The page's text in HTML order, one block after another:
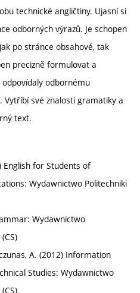
technické angličtiny. Ujasní si
odborných výrazů. Je schopen
po stránce obsahové, tak
precizně formulovat a
odbornému
své znalosti gramatiky a
text.
English for Students of
Wydawnictwo Politechniki
Wydawnictwo
A. (2012) Information
Studies: Wydawnictwo